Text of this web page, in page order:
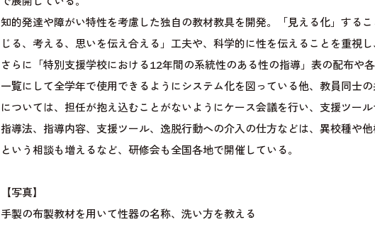
知的発達や障がい特性を考慮した独自の教材教具を開発。「見える化」する
じる、考える、思いを伝え合える」工夫や、科学的に性を伝えることを重視
さらに「特別支援学校における12年間の系統性のある性の指導」表の配布や
一覧にして全学年で使用できるようにシステム化を図っている他、教員同士
については、担任が抱え込むことがないようにケース会議を行い、支援ツー
指導法、指導内容、支援ツール、逸脱行動への介入の仕方などは、異校種や
という相談も増えるなど、研修会も全国各地で開催している。
【写真】
手製の布製教材を用いて性器の名称、洗い方を教える